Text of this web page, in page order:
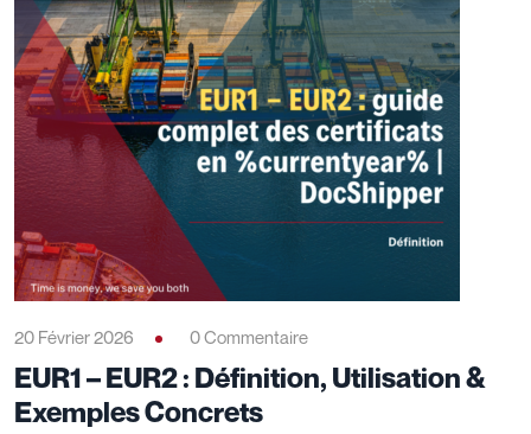
20 Février 2026 0 Commentaire
EUR1 – EUR2 : Définition, Utilisation &
Exemples Concrets